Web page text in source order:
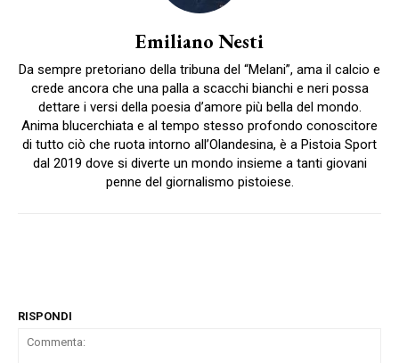
Emiliano Nesti
Da sempre pretoriano della tribuna del “Melani”, ama il calcio e
crede ancora che una palla a scacchi bianchi e neri possa
dettare i versi della poesia d’amore più bella del mondo.
Anima blucerchiata e al tempo stesso profondo conoscitore
di tutto ciò che ruota intorno all’Olandesina, è a Pistoia Sport
dal 2019 dove si diverte un mondo insieme a tanti giovani
penne del giornalismo pistoiese.
RISPONDI